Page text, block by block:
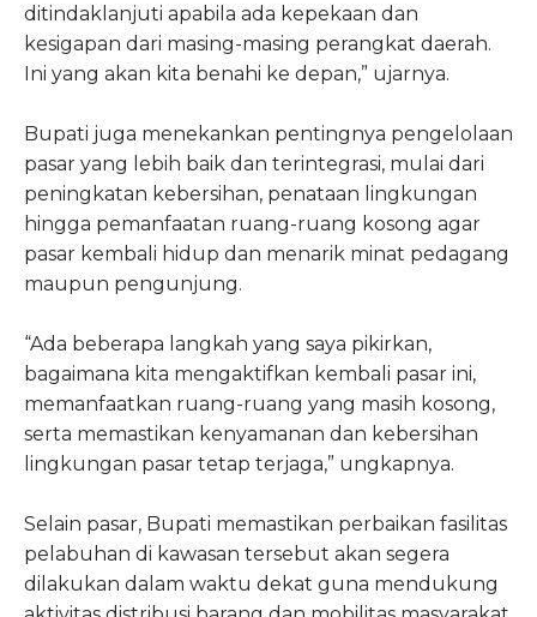
ditindaklanjuti apabila ada kepekaan dan
kesigapan dari masing-masing perangkat daerah.
Ini yang akan kita benahi ke depan,” ujarnya.
Bupati juga menekankan pentingnya pengelolaan
pasar yang lebih baik dan terintegrasi, mulai dari
peningkatan kebersihan, penataan lingkungan
hingga pemanfaatan ruang-ruang kosong agar
pasar kembali hidup dan menarik minat pedagang
maupun pengunjung.
“Ada beberapa langkah yang saya pikirkan,
bagaimana kita mengaktifkan kembali pasar ini,
memanfaatkan ruang-ruang yang masih kosong,
serta memastikan kenyamanan dan kebersihan
lingkungan pasar tetap terjaga,” ungkapnya.
Selain pasar, Bupati memastikan perbaikan fasilitas
pelabuhan di kawasan tersebut akan segera
dilakukan dalam waktu dekat guna mendukung